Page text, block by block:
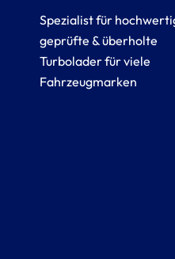
Spezialist für
geprüfte & überholte
Turbolader für viele
Fahrzeugmarken